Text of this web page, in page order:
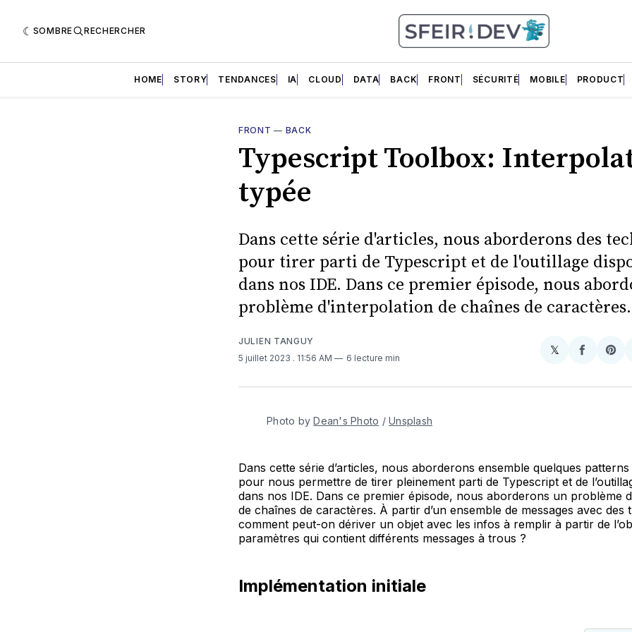
SOMBRE RECHERCHER
HOME STORY TENDANCES IA CLOUD DATA BACK FRONT SÉCURITÉ MOBILE PRODUCT
FRONT — BACK
Typescript Toolbox:
typée
Dans cette série d'articles, nous aborderons des
pour tirer parti de Typescript et de l'outillage
dans nos IDE. Dans ce premier épisode, nous
problème d'interpolation de chaînes de caractères.
JULIEN TANGUY
5 juillet 2023 . 11:56 AM 6 lecture min
𝕏Share
X
Partager
Photo by Dean's Photo / Unsplash
Dans cette série d’articles, nous aborderons ensemble quelques
pour nous permettre de tirer pleinement parti de Typescript et de
dans nos IDE. Dans ce premier épisode, nous aborderons un problème
de chaînes de caractères. À partir d’un ensemble de messages avec des
comment peut-on dériver un objet avec les infos à remplir à partir de
paramètres qui contient différents messages à trous ?
Implémentation initiale